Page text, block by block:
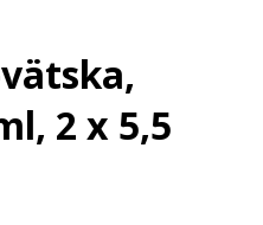
2 x 5,5